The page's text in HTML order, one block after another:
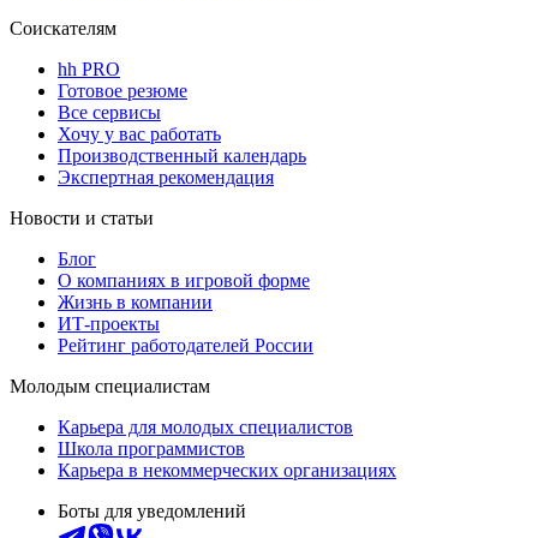
Соискателям
hh PRO
Готовое резюме
Все сервисы
Хочу у вас работать
Производственный календарь
Экспертная рекомендация
Новости и статьи
Блог
О компаниях в игровой форме
Жизнь в компании
ИТ-проекты
Рейтинг работодателей России
Молодым специалистам
Карьера для молодых специалистов
Школа программистов
Карьера в некоммерческих организациях
Боты для уведомлений